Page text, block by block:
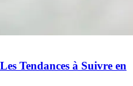
Tendances à Suivre en